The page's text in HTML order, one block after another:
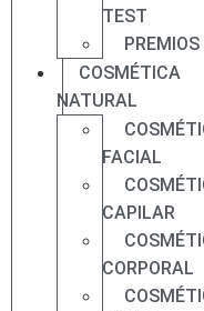
TEST
PREMIOS
COSMÉTICA
NATURAL
FACIAL
CAPILAR
CORPORAL